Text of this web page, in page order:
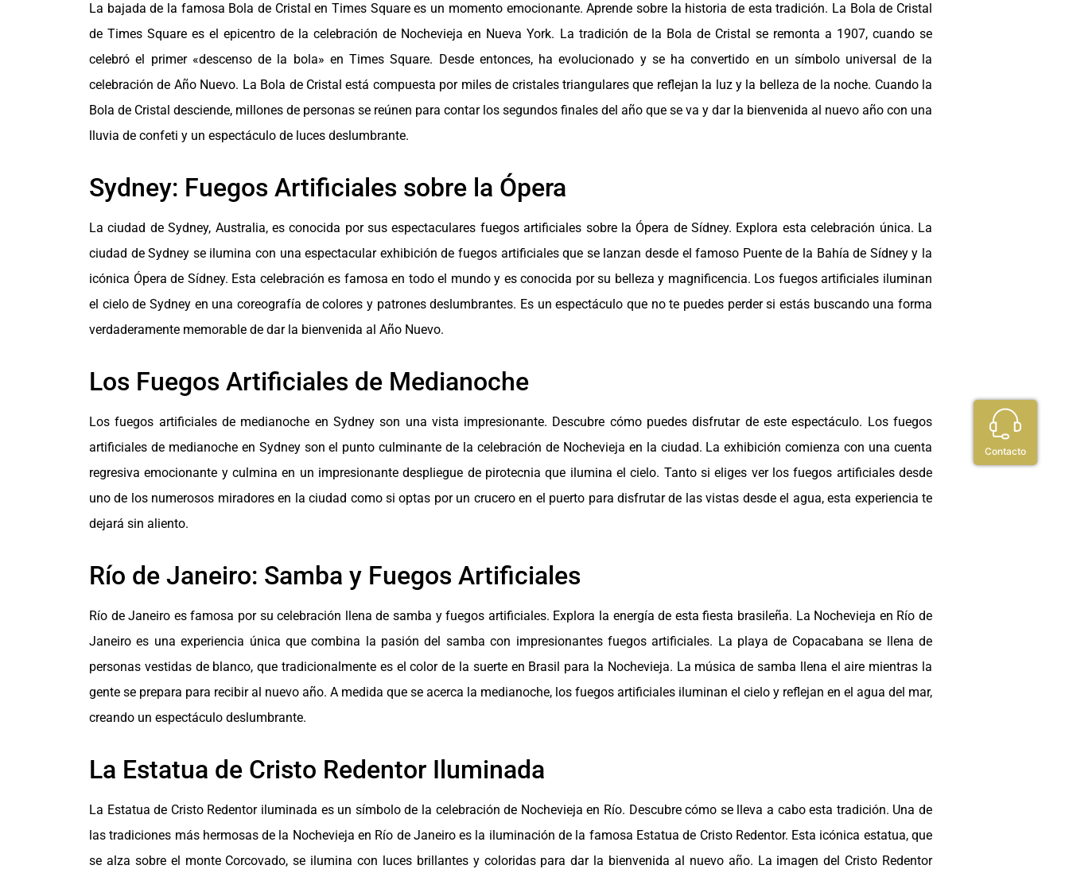
La bajada de la famosa Bola de Cristal en Times Square es un momento emocionante. Aprende sobre la historia de esta tradición. La Bola de Cristal
de Times Square es el epicentro de la celebración de Nochevieja en Nueva York. La tradición de la Bola de Cristal se remonta a 1907, cuando se
celebró el primer «descenso de la bola» en Times Square. Desde entonces, ha evolucionado y se ha convertido en un símbolo universal de la
celebración de Año Nuevo. La Bola de Cristal está compuesta por miles de cristales triangulares que reflejan la luz y la belleza de la noche. Cuando la
Bola de Cristal desciende, millones de personas se reúnen para contar los segundos finales del año que se va y dar la bienvenida al nuevo año con una
lluvia de confeti y un espectáculo de luces deslumbrante.
Sydney: Fuegos Artificiales sobre la Ópera
La ciudad de Sydney, Australia, es conocida por sus espectaculares fuegos artificiales sobre la Ópera de Sídney. Explora esta celebración única. La
ciudad de Sydney se ilumina con una espectacular exhibición de fuegos artificiales que se lanzan desde el famoso Puente de la Bahía de Sídney y la
icónica Ópera de Sídney. Esta celebración es famosa en todo el mundo y es conocida por su belleza y magnificencia. Los fuegos artificiales iluminan
el cielo de Sydney en una coreografía de colores y patrones deslumbrantes. Es un espectáculo que no te puedes perder si estás buscando una forma
verdaderamente memorable de dar la bienvenida al Año Nuevo.
Los Fuegos Artificiales de Medianoche
Los fuegos artificiales de medianoche en Sydney son una vista impresionante. Descubre cómo puedes disfrutar de este espectáculo. Los fuegos
artificiales de medianoche en Sydney son el punto culminante de la celebración de Nochevieja en la ciudad. La exhibición comienza con una cuenta
regresiva emocionante y culmina en un impresionante despliegue de pirotecnia que ilumina el cielo. Tanto si eliges ver los fuegos artificiales desde
uno de los numerosos miradores en la ciudad como si optas por un crucero en el puerto para disfrutar de las vistas desde el agua, esta experiencia te
dejará sin aliento.
Río de Janeiro: Samba y Fuegos Artificiales
Río de Janeiro es famosa por su celebración llena de samba y fuegos artificiales. Explora la energía de esta fiesta brasileña. La Nochevieja en Río de
Janeiro es una experiencia única que combina la pasión del samba con impresionantes fuegos artificiales. La playa de Copacabana se llena de
personas vestidas de blanco, que tradicionalmente es el color de la suerte en Brasil para la Nochevieja. La música de samba llena el aire mientras la
gente se prepara para recibir al nuevo año. A medida que se acerca la medianoche, los fuegos artificiales iluminan el cielo y reflejan en el agua del mar,
creando un espectáculo deslumbrante.
La Estatua de Cristo Redentor Iluminada
La Estatua de Cristo Redentor iluminada es un símbolo de la celebración de Nochevieja en Río. Descubre cómo se lleva a cabo esta tradición. Una de
las tradiciones más hermosas de la Nochevieja en Río de Janeiro es la iluminación de la famosa Estatua de Cristo Redentor. Esta icónica estatua, que
se alza sobre el monte Corcovado, se ilumina con luces brillantes y coloridas para dar la bienvenida al nuevo año. La imagen del Cristo Redentor
Contacto